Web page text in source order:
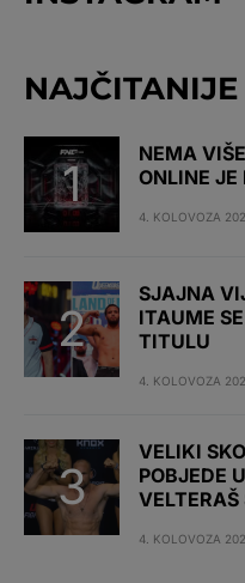
NAJČITANIJE
NEMA
ONLINE JE
4. KOLOVOZA
SJAJNA
ITAUME
TITULU
4. KOLOVOZA
VELIKI
POBJEDE
4. KOLOVOZA